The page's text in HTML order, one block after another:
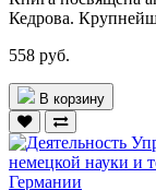
Кедрова.
558 руб.
В корзину